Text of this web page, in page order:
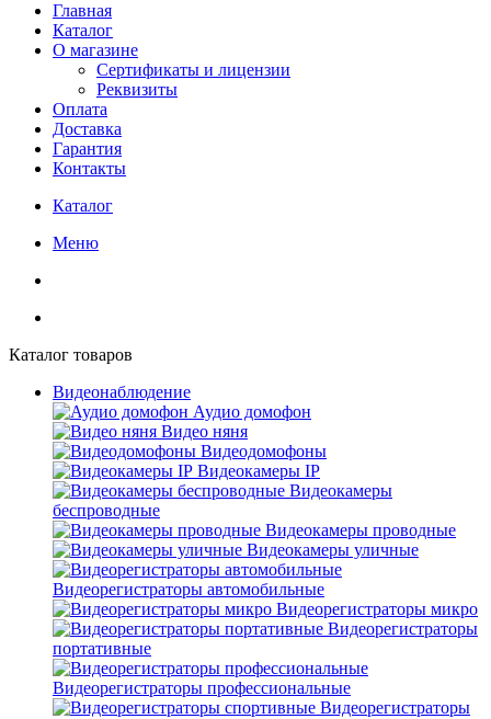
Главная
Каталог
О магазине
Сертификаты и лицензии
Реквизиты
Оплата
Доставка
Гарантия
Контакты
Каталог
Меню
Каталог товаров
Видеонаблюдение
Аудио домофон
Видео няня
Видеодомофоны
Видеокамеры IP
Видеокамеры
беспроводные
Видеокамеры проводные
Видеокамеры уличные
Видеорегистраторы автомобильные
Видеорегистраторы микро
Видеорегистраторы
портативные
Видеорегистраторы профессиональные
Видеорегистраторы